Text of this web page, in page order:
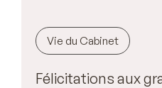
Vie du Cabinet
Félicitations aux